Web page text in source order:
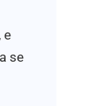
e
se